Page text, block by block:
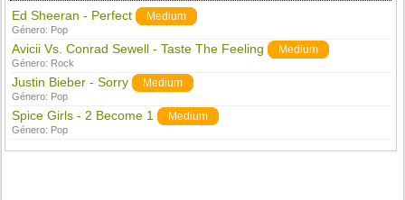
Ed Sheeran - Perfect Medium
Género: Pop
Avicii Vs. Conrad Sewell - Taste The Feeling Medium
Género: Rock
Justin Bieber - Sorry Medium
Género: Pop
Spice Girls - 2 Become 1 Medium
Género: Pop